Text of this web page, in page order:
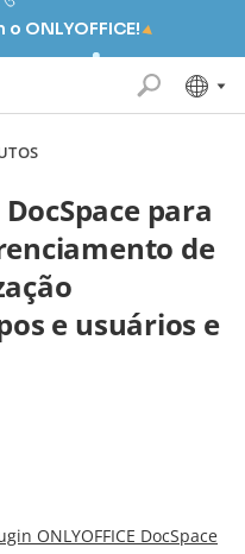
ONLYOFFICE!
DocSpace para
de
e usuários e
ONLYOFFICE DocSpace